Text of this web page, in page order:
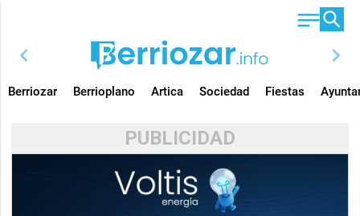
chevron_left chevron_right
Berriozar Berrioplano Artica Sociedad Fiestas
PUBLICIDAD